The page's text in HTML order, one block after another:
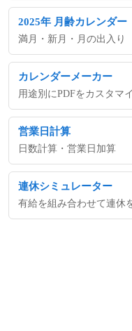
2025年 月齢カレンダー
満月・新月・月の出入り
カレンダーメーカー
用途別にPDFをカスタマ
営業日計算
日数計算・営業日加算
連休シミュレーター
有給を組み合わせて連休